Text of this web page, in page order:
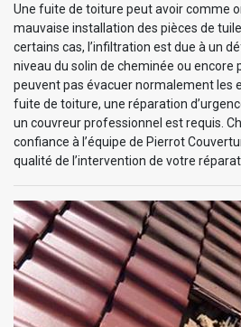
Une fuite de toiture peut avoir comme
mauvaise installation des pièces de
certains cas, l’infiltration est due à un
niveau du solin de cheminée ou encore
peuvent pas évacuer normalement les
fuite de toiture, une réparation
un couvreur professionnel est requis.
confiance à l’équipe de Pierrot
qualité de l’intervention de votre